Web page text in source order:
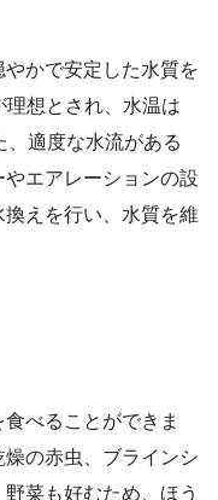
かで安定した水質を
想とされ、水温は
適度な水流がある
エアレーションの設
えを行い、水質を維
べることができま
の赤虫、ブラインシ
菜も好むため、ほう